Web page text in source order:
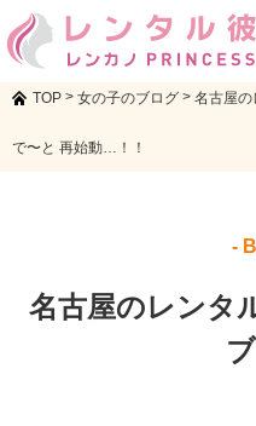
TOP > 女の子のブログ > 名古屋の
で〜と 再始動…！！
-
名古屋のレンタ